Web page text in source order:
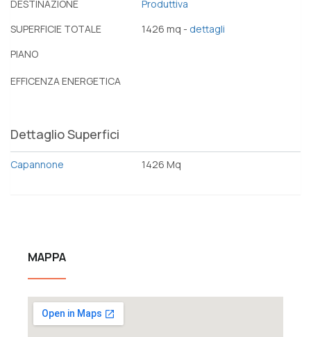
DESTINAZIONE
Produttiva
SUPERFICIE TOTALE
1426 mq - dettagli
PIANO
EFFICENZA ENERGETICA
Dettaglio Superfici
Capannone 1426 Mq
MAPPA